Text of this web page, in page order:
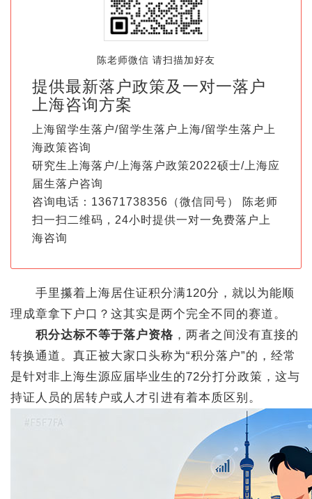
陈老师微信 请扫描加好友
提供最新落户政策及一对一落户
上海咨询方案
上海留学生落户/留学生落户上海/留学生落户上
海政策咨询
研究生上海落户/上海落户政策2022硕士/上海应
届生落户咨询
咨询电话：13671738356（微信同号） 陈老师
扫一扫二维码，24小时提供一对一免费落户上
海咨询
手里攥着上海居住证积分满120分，就以为能顺
理成章拿下户口？这其实是两个完全不同的赛道。
积分达标不等于落户资格 ，两者之间没有直接的
转换通道。真正被大家口头称为“积分落户”的，经常
是针对非上海生源应届毕业生的72分打分政策，这与
持证人员的居转户或人才引进有着本质区别。